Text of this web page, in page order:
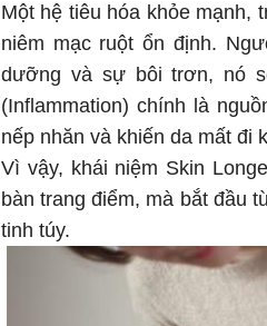
Một hệ tiêu hóa khỏe mạnh,
niêm mạc ruột ổn định.
dưỡng và sự bôi trơn, nó
(Inflammation) chính là
nếp nhăn và khiến da mất đi
Vì vậy, khái niệm Skin
bàn trang điểm, mà bắt đầu
tinh túy.